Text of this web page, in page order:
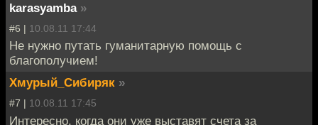
karasyamba »
#6 | 10.08.11 17:44
Не нужно путать гуманитарную помощь с
благополучием!
Хмурый_Сибиряк »
#7 | 10.08.11 17:45
Интересно, когда они уже выставят счета за